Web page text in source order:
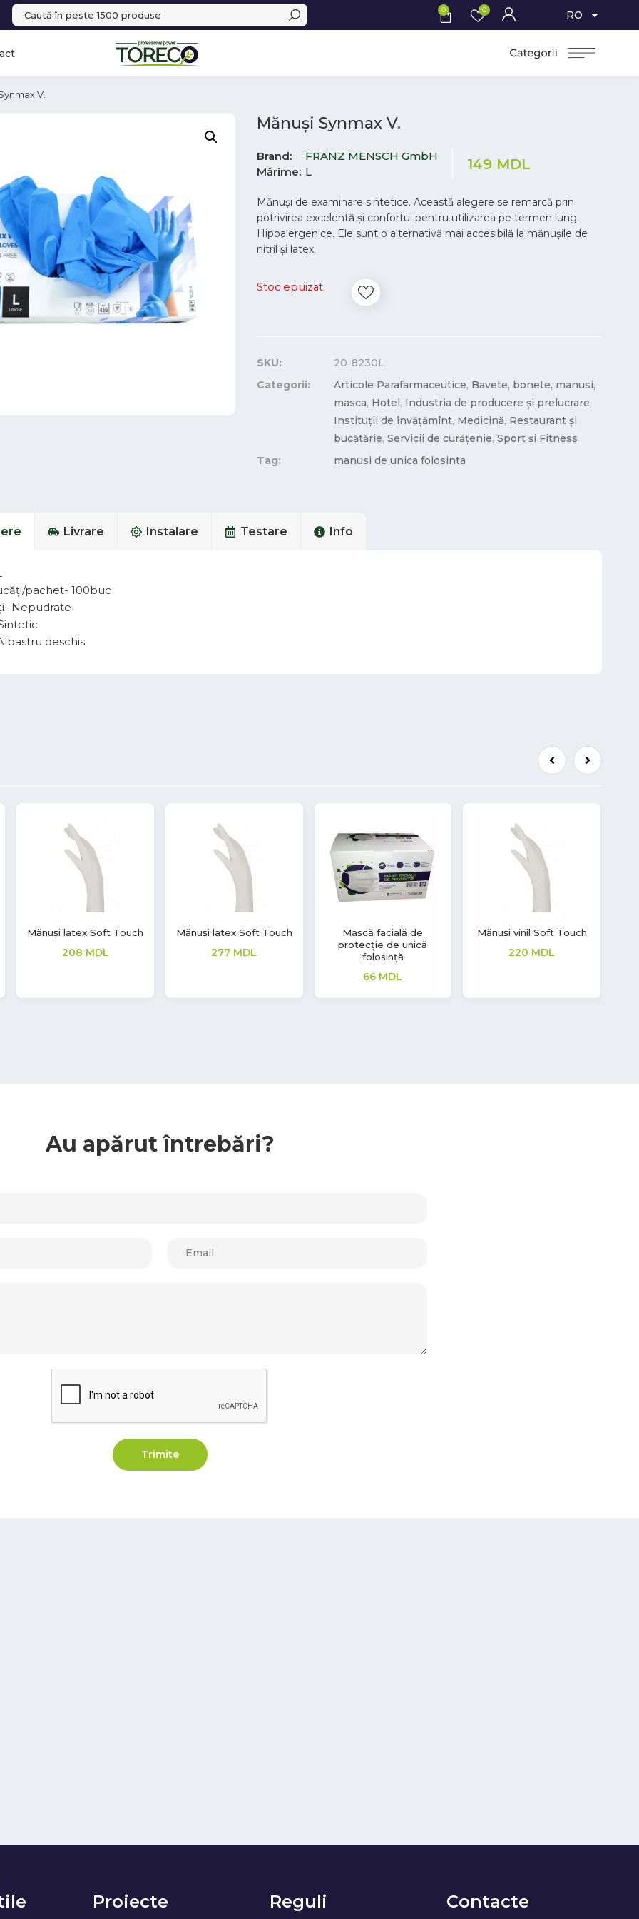
0 0 RO
V.
Mănuși Synmax V.
Brand
FRANZ MENSCH GmbH
Mărime L 149 MDL
Mănuși de examinare sintetice. Această alegere se remarcă prin
potrivirea excelentă și confortul pentru utilizarea pe termen lung.
Hipoalergenice. Ele sunt o alternativă mai accesibilă la mănușile de
nitril și latex.
Stoc epuizat
SKU:
20-8230L
Categorii:
Articole Parafarmaceutice, Bavete, bonete, manusi,
masca, Hotel , Industria de producere și prelucrare,
Instituții de învățămînt, Medicină, Restaurant și
bucătărie,Servicii de curățenie,Sport și Fitness
Tag:
manusi de unica folosinta
Livrare Instalare Testare Info
pachet- 100buc
Nepudrate
deschis
Mănuși vinil Soft Touch
220 MDL
Termometru Digital
Mănuși latex Soft Touch
208MDL
Mănuși latex Soft Touch
277 MDL
Au apărut întrebări?
Trimite
Proiecte Reguli Contacte